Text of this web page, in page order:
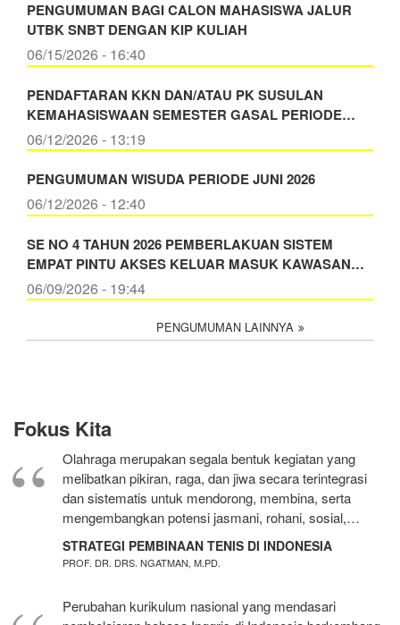
PENGUMUMAN BAGI CALON MAHASISWA JALUR
UTBK SNBT DENGAN KIP KULIAH
06/15/2026 - 16:40
PENDAFTARAN KKN DAN/ATAU PK SUSULAN
KEMAHASISWAAN SEMESTER GASAL PERIODE…
06/12/2026 - 13:19
PENGUMUMAN WISUDA PERIODE JUNI 2026
06/12/2026 - 12:40
SE NO 4 TAHUN 2026 PEMBERLAKUAN SISTEM
EMPAT PINTU AKSES KELUAR MASUK KAWASAN…
06/09/2026 - 19:44
PENGUMUMAN LAINNYA
Fokus Kita
Olahraga merupakan segala bentuk kegiatan yang
melibatkan pikiran, raga, dan jiwa secara terintegrasi
dan sistematis untuk mendorong, membina, serta
mengembangkan potensi jasmani, rohani, sosial,…
STRATEGI PEMBINAAN TENIS DI INDONESIA
PROF. DR. DRS. NGATMAN, M.PD.
Perubahan kurikulum nasional yang mendasari